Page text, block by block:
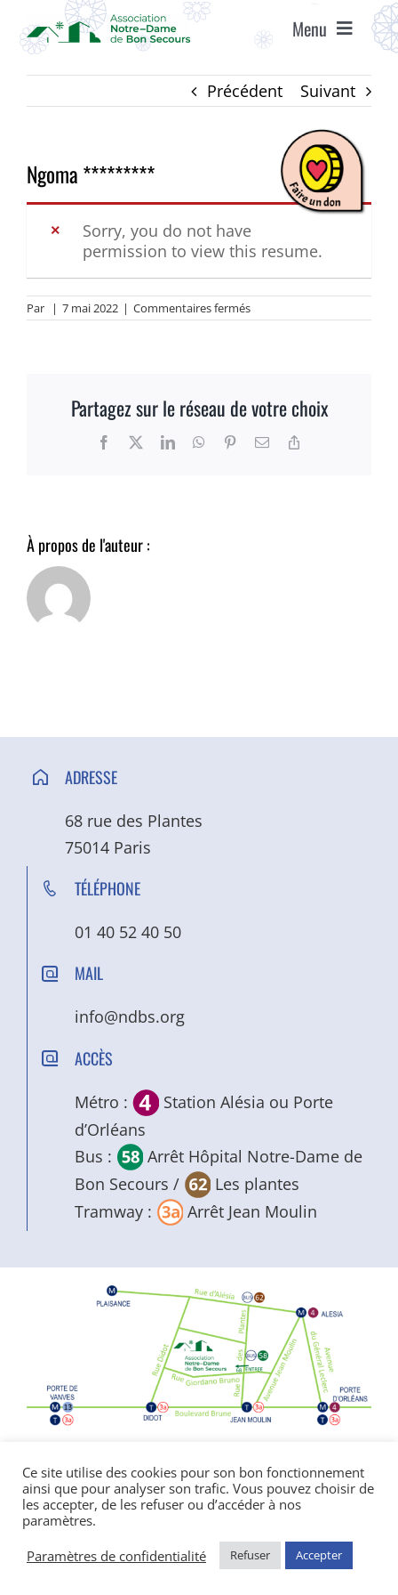
contenu
Menu
ACCUEIL
ÉTABLISSEMENTS
VIE ASSOCIATIVE
AGENDA
ACCÈS ET CONTACT
Précédent Suivant
Ngoma *********
Sorry, you do not have
permission to view this resume.
Par | 7 mai 2022 | Commentaires ferméssur
Ngoma
Partagez sur le réseau de votre choix
Facebook LinkedInWhatsApp
PinterestEmail
À propos de l'auteur :
ADRESSE
68 rue des Plantes
75014 Paris
TÉLÉPHONE
01 40 52 40 50
MAIL
info@ndbs.org
ACCÈS
Métro :
Station Alésia ou Porte
d’Orléans
Bus :
Arrêt Hôpital Notre-Dame de
Bon Secours /
Les plantes
Tramway :
Arrêt Jean Moulin
Politique de confidentialité|Mentions
légales
© Copyright Notre Dame de Bon Secours
2026 | réalisé par l’
CDKIT
Ce site utilise des cookies pour son bon fonctionnement
ainsi que pour analyser son trafic. Vous pouvez choisir de
les accepter, de les refuser ou d’accéder à nos
paramètres.
Paramètres de confidentialité
Refuser Accepter